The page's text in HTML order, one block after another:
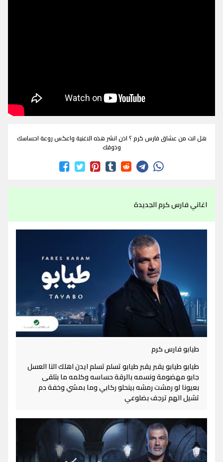
هل انت من عشاق فارس كرم ؟ اذن انشر هذه الاغنية واعكس روعة احساسك
وذوقك
اغاني فارس كرم الجديدة
طيابو فارس كرم
طيابو طيابو يقبر يقبر طيابو تسلم تسلم ايدن اهلك النا العسل
جابو مهضومة ونسمه بالرقة حساسه وكلمه ما بتلقى
بعيونا لو رمشت رمشه بينحلو ركابي وما بمشي وخفة دم
تشيل الهم ترجف بضلوعي